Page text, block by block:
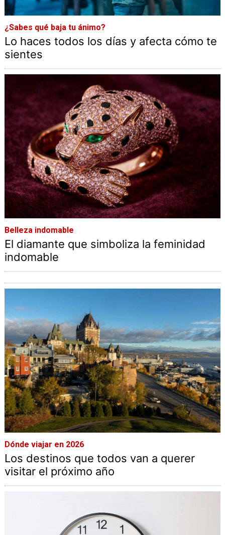
¿Sabes qué baja tu ánimo?
Lo haces todos los días y afecta cómo te
sientes
Belleza indomable
El diamante que simboliza la feminidad
indomable
Dónde viajar en 2026
Los destinos que todos van a querer
visitar el próximo año